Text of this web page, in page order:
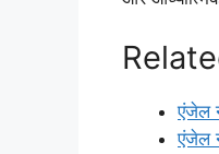
एंजेल
एंजेल